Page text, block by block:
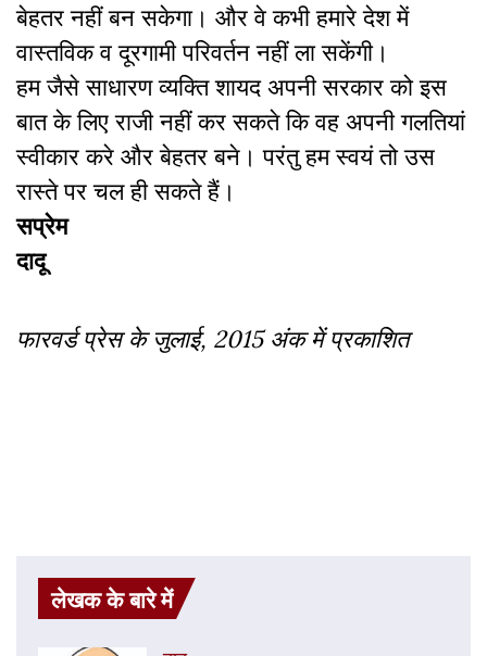
बेहतर नहीं बन सकेगा। और वे कभी हमारे देश में
वास्तविक व दूरगामी परिवर्तन नहीं ला सकेंगी।
हम जैसे साधारण व्यक्ति शायद अपनी सरकार को इस
बात के लिए राजी नहीं कर सकते कि वह अपनी गलतियां
स्वीकार करे और बेहतर बने। परंतु हम स्वयं तो उस
रास्ते पर चल ही सकते हैं।
सप्रेम
दादू
फारवर्ड प्रेस के जुलाई, 2015 अंक में प्रकाशित
लेखक के बारे में